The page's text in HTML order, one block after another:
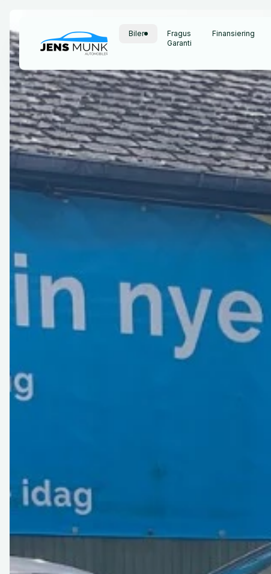
Biler
Fragus
Garanti
Finansiering